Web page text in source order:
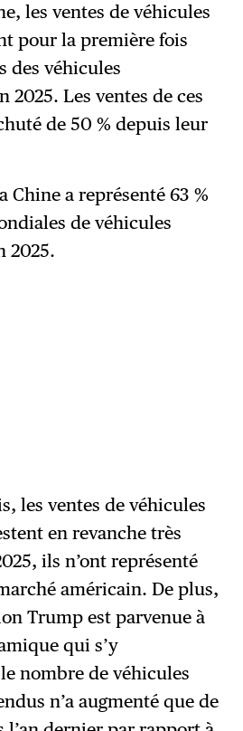
les ventes de véhicules
pour la première fois
des véhicules
2025. Les ventes de ces
de 50 % depuis leur
Chine a représenté 63 %
de véhicules
2025.
les ventes de véhicules
en revanche très
ils n’ont représenté
américain. De plus,
Trump est parvenue à
qui s’y
nombre de véhicules
n’a augmenté que de